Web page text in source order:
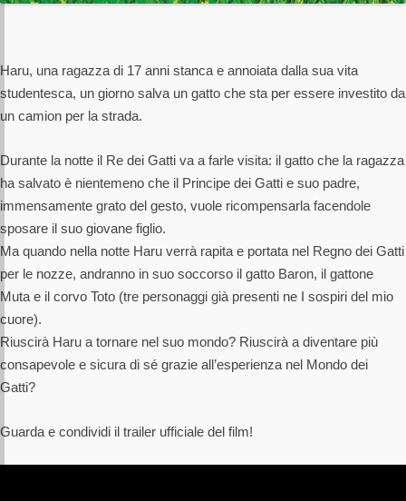
Haru, una ragazza di 17 anni stanca e annoiata dalla sua vita
studentesca, un giorno salva un gatto che sta per essere investito da
un camion per la strada.
Durante la notte il Re dei Gatti va a farle visita: il gatto che la ragazza
ha salvato è nientemeno che il Principe dei Gatti e suo padre,
immensamente grato del gesto, vuole ricompensarla facendole
sposare il suo giovane figlio.
Ma quando nella notte Haru verrà rapita e portata nel Regno dei Gatti
per le nozze, andranno in suo soccorso il gatto Baron, il gattone
Muta e il corvo Toto (tre personaggi già presenti ne I sospiri del mio
cuore).
Riuscirà Haru a tornare nel suo mondo? Riuscirà a diventare più
consapevole e sicura di sé grazie all’esperienza nel Mondo dei
Gatti?
Guarda e condividi il trailer ufficiale del film!